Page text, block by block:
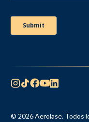
© 2026 Aerolase. Todos